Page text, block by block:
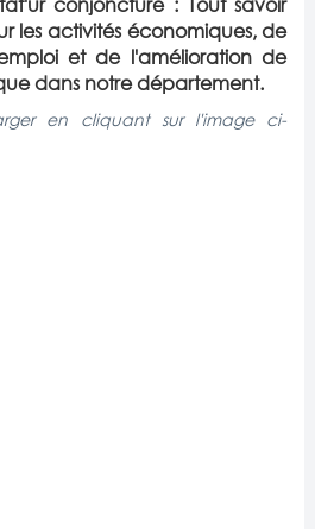
les activités économiques, de
et de l'amélioration de
dans notre département.
en cliquant sur l'image ci-